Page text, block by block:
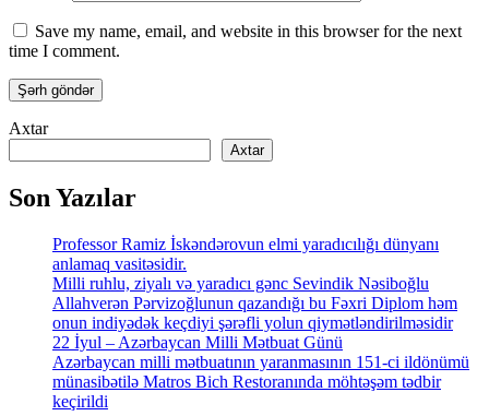
Save my name, email, and website in this browser for the next
time I comment.
Axtar
Axtar
Son Yazılar
Professor Ramiz İskəndərovun elmi yaradıcılığı dünyanı
anlamaq vasitəsidir.
Milli ruhlu, ziyalı və yaradıcı gənc Sevindik Nəsiboğlu
Allahverən Pərvizoğlunun qazandığı bu Fəxri Diplom həm
onun indiyədək keçdiyi şərəfli yolun qiymətləndirilməsidir
22 İyul – Azərbaycan Milli Mətbuat Günü
Azərbaycan milli mətbuatının yaranmasının 151-ci ildönümü
münasibətilə Matros Bich Restoranında möhtəşəm tədbir
keçirildi